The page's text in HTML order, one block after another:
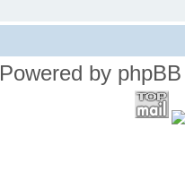
Powered by